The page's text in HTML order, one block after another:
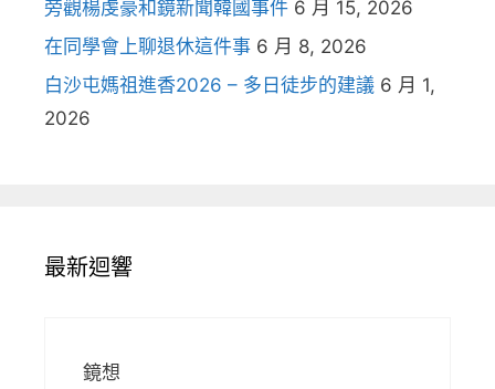
旁觀楊虔豪和鏡新聞韓國事件 6 月 15, 2026
在同學會上聊退休這件事 6 月 8, 2026
白沙屯媽祖進香2026 – 多日徒步的建議 6 月 1,
2026
最新迴響
鏡想